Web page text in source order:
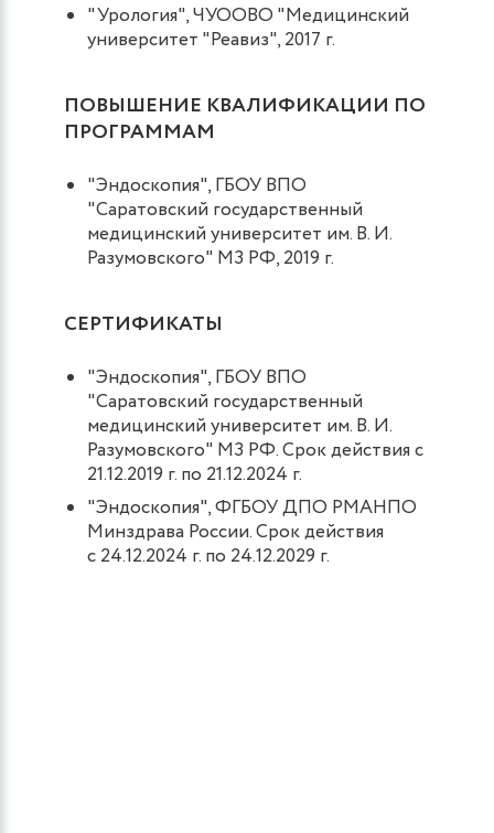
"Урология", ЧУООВО "Медицинский
университет "Реавиз", 2017 г.
ПОВЫШЕНИЕ КВАЛИФИКАЦИИ ПО
ПРОГРАММАМ
"Эндоскопия", ГБОУ ВПО
"Саратовский государственный
медицинский университет им. В. И.
Разумовского" МЗ РФ, 2019 г.
СЕРТИФИКАТЫ
"Эндоскопия", ГБОУ ВПО
"Саратовский государственный
медицинский университет им. В. И.
Разумовского" МЗ РФ. Срок действия с
21.12.2019 г. по 21.12.2024 г.
"Эндоскопия", ФГБОУ ДПО РМАНПО
Минздрава России. Срок действия
с 24.12.2024 г. по 24.12.2029 г.